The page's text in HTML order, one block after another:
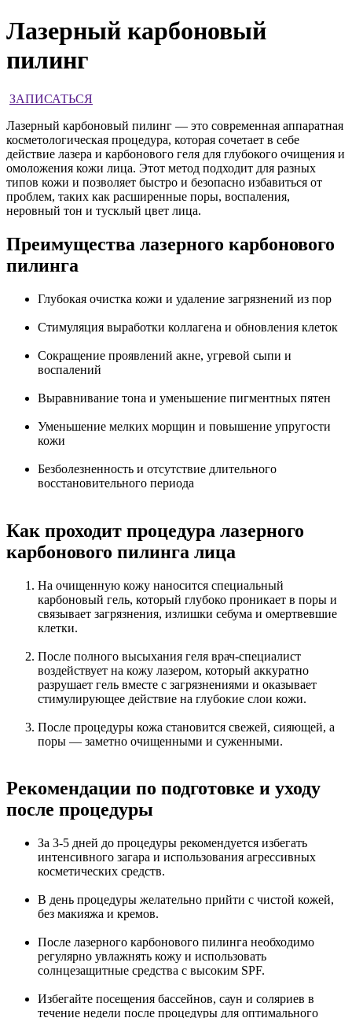
Лазерный карбоновый
пилинг
ЗАПИСАТЬСЯ
Лазерный карбоновый пилинг — это современная аппаратная
косметологическая процедура, которая сочетает в себе
действие лазера и карбонового геля для глубокого очищения и
омоложения кожи лица. Этот метод подходит для разных
типов кожи и позволяет быстро и безопасно избавиться от
проблем, таких как расширенные поры, воспаления,
неровный тон и тусклый цвет лица.
Преимущества лазерного карбонового
пилинга
Глубокая очистка кожи и удаление загрязнений из пор
Стимуляция выработки коллагена и обновления клеток
Сокращение проявлений акне, угревой сыпи и
воспалений
Выравнивание тона и уменьшение пигментных пятен
Уменьшение мелких морщин и повышение упругости
кожи
Безболезненность и отсутствие длительного
восстановительного периода
Как проходит процедура лазерного
карбонового пилинга лица
На очищенную кожу наносится специальный
карбоновый гель, который глубоко проникает в поры и
связывает загрязнения, излишки себума и омертвевшие
клетки.
После полного высыхания геля врач-специалист
воздействует на кожу лазером, который аккуратно
разрушает гель вместе с загрязнениями и оказывает
стимулирующее действие на глубокие слои кожи.
После процедуры кожа становится свежей, сияющей, а
поры — заметно очищенными и суженными.
Рекомендации по подготовке и уходу
после процедуры
За 3-5 дней до процедуры рекомендуется избегать
интенсивного загара и использования агрессивных
косметических средств.
В день процедуры желательно прийти с чистой кожей,
без макияжа и кремов.
После лазерного карбонового пилинга необходимо
регулярно увлажнять кожу и использовать
солнцезащитные средства с высоким SPF.
Избегайте посещения бассейнов, саун и соляриев в
течение недели после процедуры для оптимального